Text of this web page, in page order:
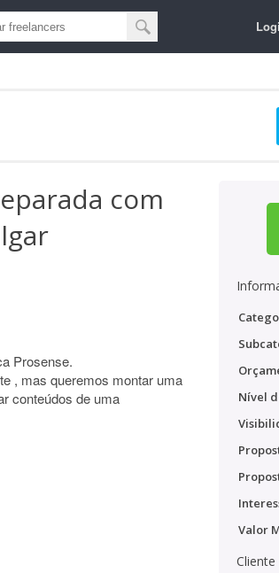
com
Prosense.
, mas queremos montar uma
conteúdos de uma
Nível
Valor
Cliente